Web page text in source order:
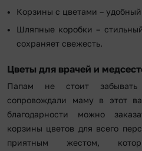
Корзины с цветами –
Шляпные коробки –
сохраняет свежесть.
Цветы для врачей и
Папам не стоит
сопровождали маму в этот
благодарности можно
корзины цветов для всего
приятным жестом,